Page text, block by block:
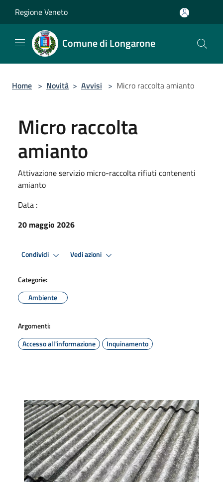
Regione Veneto
Comune di Longarone
Home > Novità > Avvisi > Micro raccolta amianto
Micro raccolta
amianto
Attivazione servizio micro-raccolta rifiuti contenenti
amianto
Data :
20 maggio 2026
Condividi Vedi azioni
Categorie:
Ambiente
Argomenti:
Accesso all'informazione
Inquinamento